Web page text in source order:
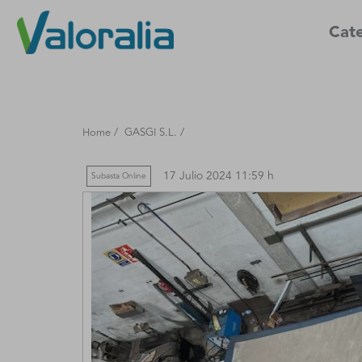
Home / GASGI S.L. /
Subasta Online 17 Julio 2024 11:59 h